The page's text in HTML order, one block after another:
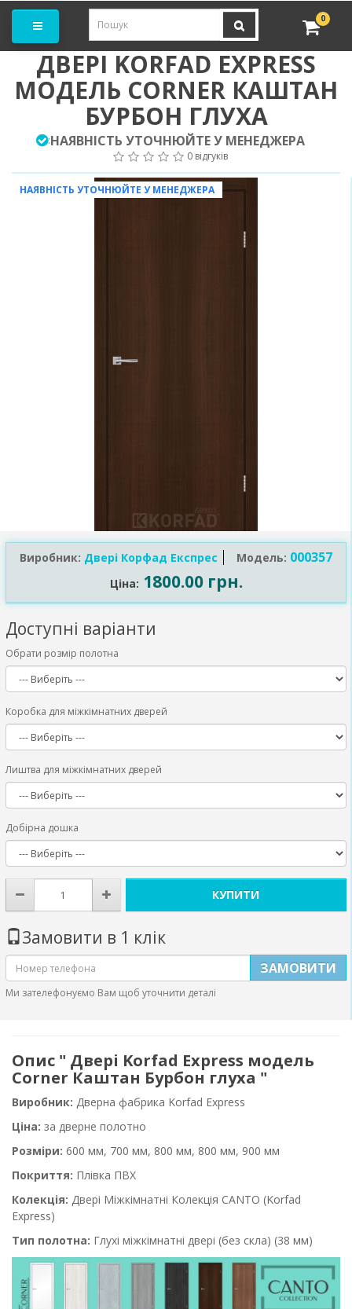
0
ДВЕРІ KORFAD EXPRESS
МОДЕЛЬ CORNER КАШТАН
БУРБОН ГЛУХА
:НАЯВНІСТЬ УТОЧНЮЙТЕ У МЕНЕДЖЕРА
0 відгуків
НАЯВНІСТЬ УТОЧНЮЙТЕ У МЕНЕДЖЕРА
Виробник: Двері Корфад Експрес Модель: 000357
Ціна: 1800.00 грн.
Доступні варіанти
Обрати розмір полотна
Коробка для міжкімнатних дверей
Лиштва для міжкімнатних дверей
Добірна дошка
КУПИТИ
Замовити в 1 клік
ЗАМОВИТИ
Ми зателефонуємо Вам щоб уточнити деталі
Опис " Двері Korfad Express модель
Corner Каштан Бурбон глуха "
Виробник: Дверна фабрика Korfad Express
Ціна: за дверне полотно
Розміри: 600 мм, 700 мм, 800 мм, 800 мм, 900 мм
Покриття: Плівка ПВХ
Колекція: Двері Міжкімнатні Колекція CANTO (Korfad
Express)
Тип полотна: Глухі міжкімнатні двері (без скла) (38 мм)